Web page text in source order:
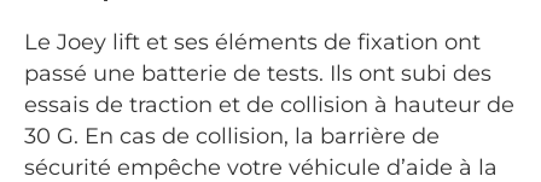
Le Joey lift et ses éléments de fixation ont
passé une batterie de tests. Ils ont subi des
essais de traction et de collision à hauteur de
30 G. En cas de collision, la barrière de
sécurité empêche votre véhicule d’aide à la